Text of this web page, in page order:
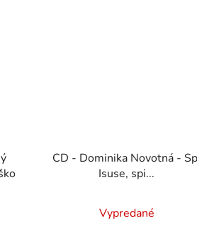
CD - Dominika Novotná -
Isuse, spi...
Vypredané